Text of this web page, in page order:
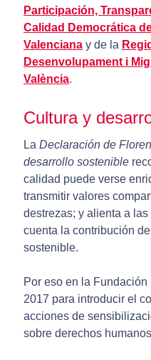
Participación,
Calidad Democrática
Valencianay de la
Desenvolupament i
València.
Cultura y
La Declaración de
desarrollo sostenible
calidad puede verse
transmitir valores
destrezas; y alienta a
cuenta la contribución
sostenible.
Por eso en la
2017 para introducir el
acciones de
sobre derechos